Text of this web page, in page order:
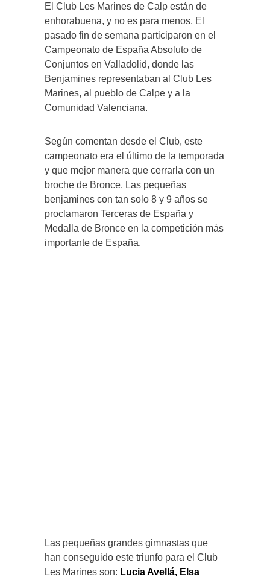
El Club Les Marines de Calp están de
enhorabuena, y no es para menos. El
pasado fin de semana participaron en el
Campeonato de España Absoluto de
Conjuntos en Valladolid, donde las
Benjamines representaban al Club Les
Marines, al pueblo de Calpe y a la
Comunidad Valenciana.
Según comentan desde el Club, este
campeonato era el último de la temporada
y que mejor manera que cerrarla con un
broche de Bronce. Las pequeñas
benjamines con tan solo 8 y 9 años se
proclamaron Terceras de España y
Medalla de Bronce en la competición más
importante de España.
Las pequeñas grandes gimnastas que
han conseguido este triunfo para el Club
Les Marines son: Lucia Avellá, Elsa